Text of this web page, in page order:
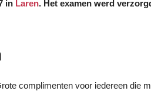
in Laren. Het examen werd
complimenten voor iedereen die